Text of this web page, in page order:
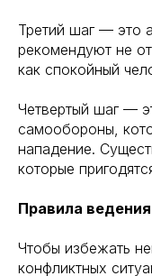
Третий шаг — это
рекомендуют не
как спокойный
Четвертый шаг —
самообороны,
нападение.
которые
Правила
Чтобы избежать
конфликтных